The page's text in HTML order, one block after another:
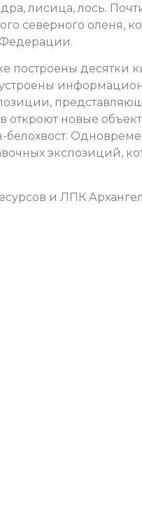
лисица, лось.
северного оленя,
построены десятки
откроют новые
белохвост.
экспозиций,
и ЛПК